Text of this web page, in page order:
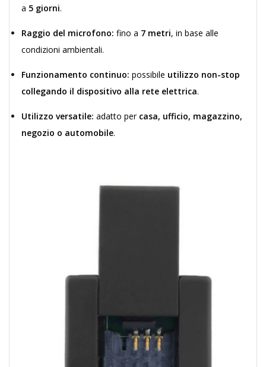
a 5 giorni.
Raggio del microfono: fino a 7 metri, in base alle
condizioni ambientali.
Funzionamento continuo: possibile utilizzo non-stop
collegando il dispositivo alla rete elettrica.
Utilizzo versatile: adatto per casa, ufficio, magazzino,
negozio o automobile.